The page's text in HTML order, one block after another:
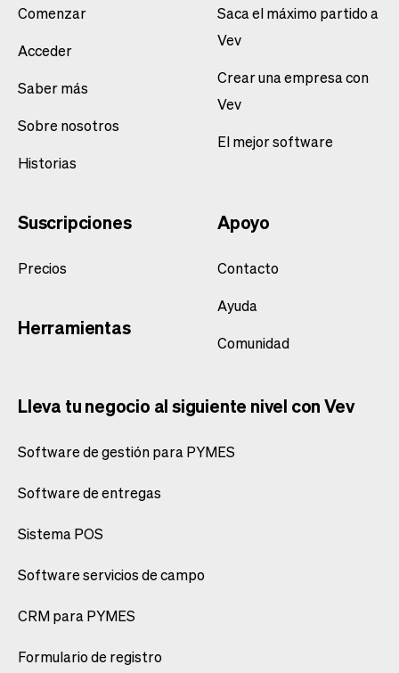
Comenzar
Acceder
Saber más
Sobre nosotros
Historias
Saca el máximo partido a
Vev
Crear una empresa con
Vev
El mejor software
Suscripciones
Precios
Herramientas
Apoyo
Contacto
Ayuda
Comunidad
Lleva tu negocio al siguiente nivel con Vev
Software de gestión para PYMES
Software de entregas
Sistema POS
Software servicios de campo
CRM para PYMES
Formulario de registro